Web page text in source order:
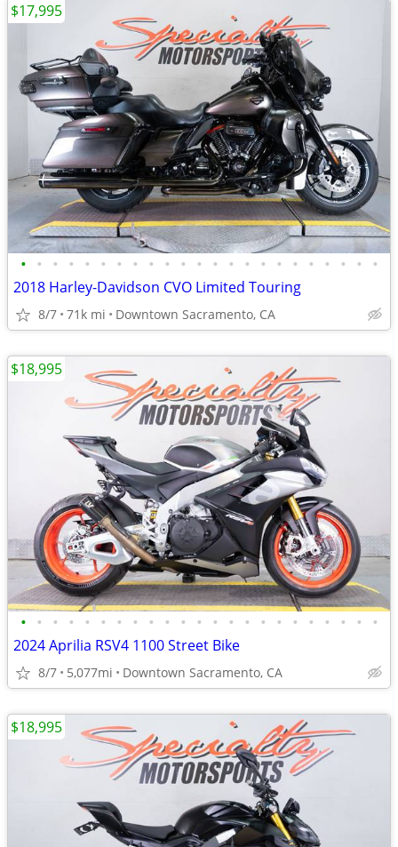
• • • • • • • • • • • • • • • • • • • • • • •
2018 Harley-Davidson CVO Limited Touring
8/7 71k mi Downtown Sacramento, CA
$17,995
• • • • • • • • • • • • • • • • • • • • • • •
2024 Aprilia RSV4 1100 Street Bike
8/7 5,077mi Downtown Sacramento, CA
$18,995
$18,995